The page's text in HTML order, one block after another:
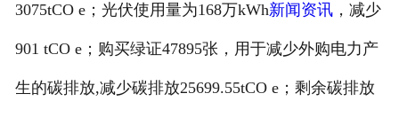
3075tCO e；光伏使用量为168万kWh新闻资讯，减少
901 tCO e；购买绿证47895张，用于减少外购电力产
生的碳排放,减少碳排放25699.55tCO e；剩余碳排放